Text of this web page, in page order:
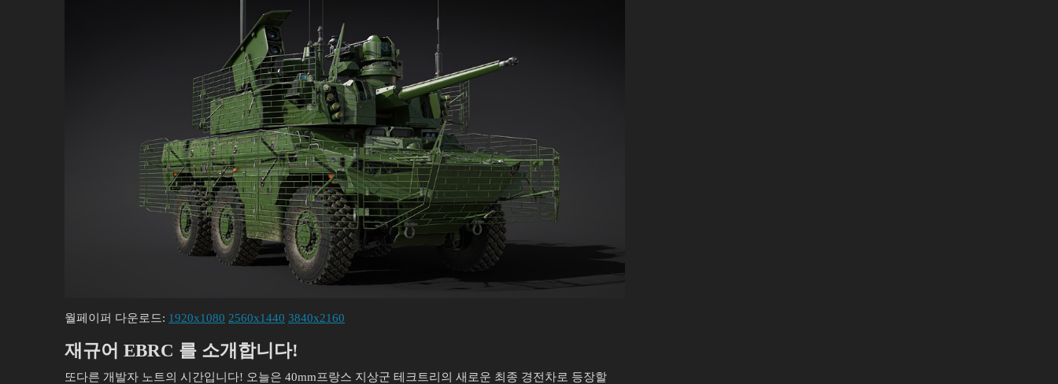
월페이퍼 다운로드: 1920x1080 2560x1440 3840x2160
재규어 EBRC 를 소개합니다!
또다른 개발자 노트의 시간입니다! 오늘은 40mm프랑스 지상군 테크트리의 새로운 최종 경전차로 등장할